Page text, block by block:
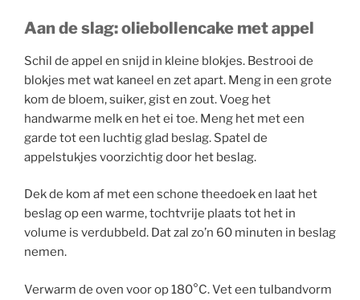
Aan de slag: oliebollencake met appel
Schil de appel en snijd in kleine blokjes. Bestrooi de
blokjes met wat kaneel en zet apart. Meng in een grote
kom de bloem, suiker, gist en zout. Voeg het
handwarme melk en het ei toe. Meng het met een
garde tot een luchtig glad beslag. Spatel de
appelstukjes voorzichtig door het beslag.
Dek de kom af met een schone theedoek en laat het
beslag op een warme, tochtvrije plaats tot het in
volume is verdubbeld. Dat zal zo’n 60 minuten in beslag
nemen.
Verwarm de oven voor op 180°C. Vet een tulbandvorm